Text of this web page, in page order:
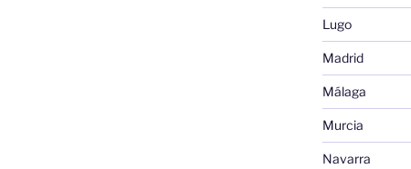
Lugo
Madrid
Málaga
Murcia
Navarra